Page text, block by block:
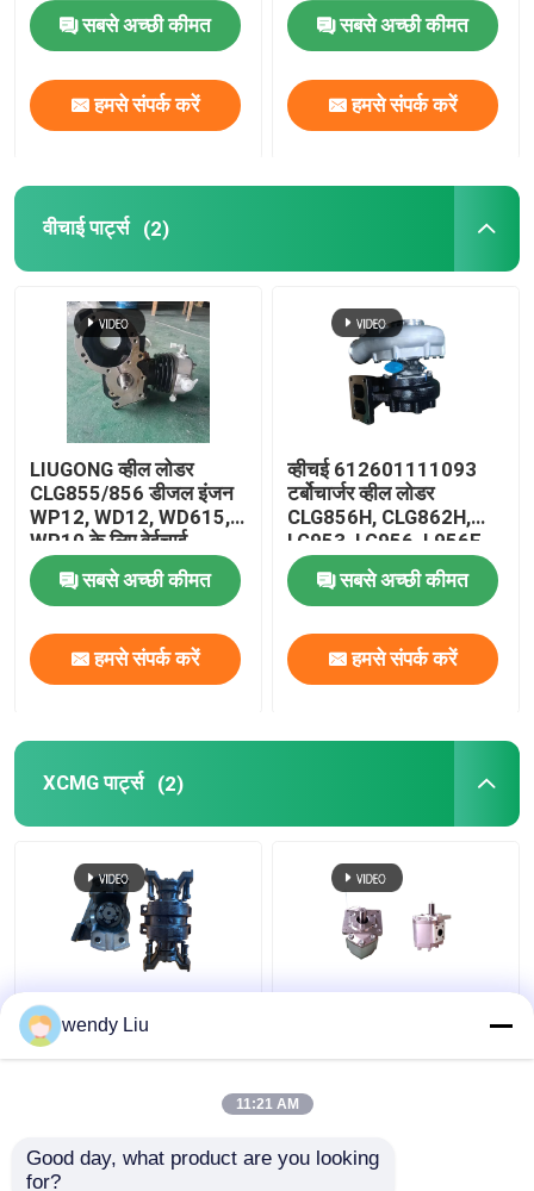
सबसे अच्छी कीमत
हमसे संपर्क करें
सबसे अच्छी कीमत
हमसे संपर्क करें
वीचाई पार्ट्स (2)
LIUGONG व्हील लोडर
CLG855/856 डीजल इंजन
WP12, WD12, WD615,
WP10 के लिए वेईचाई
612600130430 एयर
कंप्रेसरसबसे अच्छी कीमत
हमसे संपर्क करें
व्हीचई 612601111093
टर्बोचार्जर व्हील लोडर
CLG856H, CLG862H,
LG953, LG956, L956F,
LW500FV, LW500HV,
SEM655D मोटर ग्रेडर
XS262J, CLG6626 के
लिए
सबसे अच्छी कीमत
हमसे संपर्क करें
XCMG पार्ट्स (2)
XCMG 252115313
LIUGONG व्हील लोडर
CLG850H、CLG855N、
CLG856 CLG870H के लिए
LW300KN、LW300KL、
ZL30G के लिए गियर पंप
wendy Liu
11:21 AM
Good day, what product are you looking
for?